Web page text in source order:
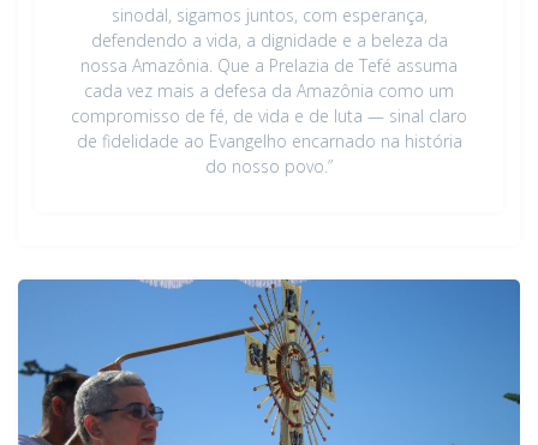
sinodal, sigamos juntos, com esperança,
defendendo a vida, a dignidade e a beleza da
nossa Amazônia. Que a Prelazia de Tefé assuma
cada vez mais a defesa da Amazônia como um
compromisso de fé, de vida e de luta — sinal claro
de fidelidade ao Evangelho encarnado na história
do nosso povo.”